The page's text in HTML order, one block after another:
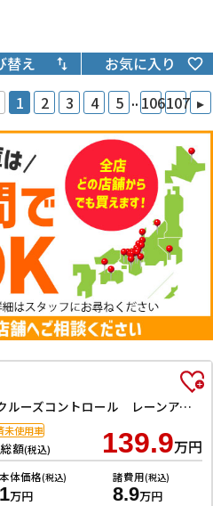
替え お気に入り
1 2 3 4 5 .. 106107 ▸
ハイブリッドG アダプティブクルーズコントロール レーンアシスト 衝突被害軽減システム オートライト LEDヘッドランプ スマートキー アイドリングストップ 電動格納ミラー シートヒーター CVT
額(税込) 139.9万円
体価格(税込)
万円
諸費用(税込)
8.9万円
未使用車